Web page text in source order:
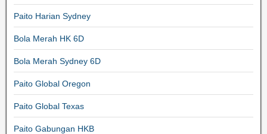
Paito Harian Sydney
Bola Merah HK 6D
Bola Merah Sydney 6D
Paito Global Oregon
Paito Global Texas
Paito Gabungan HKB